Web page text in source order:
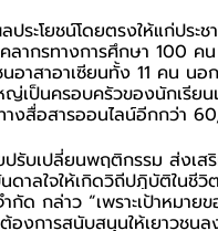
ระโยชน์โดยตรงให้แก่ประ
ากรทางการศึกษา 100 ค
าสาอาเซียนทั้ง 11 คน น
เป็นครอบครัวของนักเรีย
งสื่อสารออนไลน์อีกกว่า
ยปรับเปลี่ยนพฤติกรรม ส่ง
ดาลใจให้เกิดวิถีปฏิบัติในชี
ำกัด กล่าว “เพราะเป้าหม
องการสนับสนุนให้เยาวช